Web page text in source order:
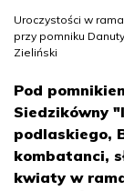
Uroczystości w
przy pomniku
Zieliński
Pod
Siedzikówny
podlaskiego,
kombatanci,
kwiaty w